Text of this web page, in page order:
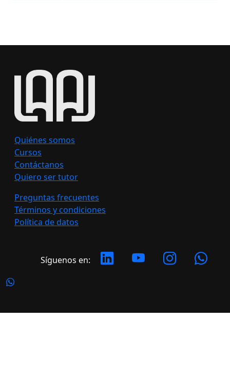
Quiénes somos
Cursos
Contáctanos
Quiero ser tutor
Preguntas frecuentes
Términos y condiciones
Política de datos
Síguenos en: